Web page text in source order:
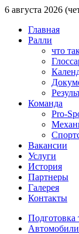
6 августа 2026
Главная
Ралли
что
Команда
Pro-
Вакансии
Услуги
История
Партнеры
Галерея
Контакты
Подготовка